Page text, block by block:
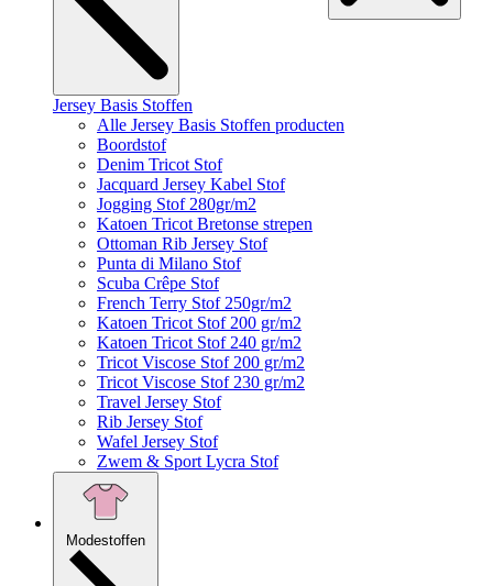
Jersey Basis Stoffen
Alle Jersey Basis Stoffen producten
Boordstof
Denim Tricot Stof
Jacquard Jersey Kabel Stof
Jogging Stof 280gr/m2
Katoen Tricot Bretonse strepen
Ottoman Rib Jersey Stof
Punta di Milano Stof
Scuba Crêpe Stof
French Terry Stof 250gr/m2
Katoen Tricot Stof 200 gr/m2
Katoen Tricot Stof 240 gr/m2
Tricot Viscose Stof 200 gr/m2
Tricot Viscose Stof 230 gr/m2
Travel Jersey Stof
Rib Jersey Stof
Wafel Jersey Stof
Zwem & Sport Lycra Stof
Modestoffen